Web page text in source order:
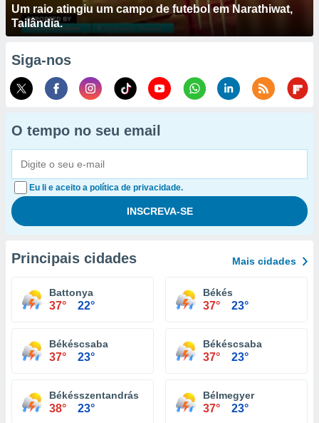
Um raio atingiu um campo de futebol em Narathiwat,
Tailândia.
Siga-nos
O tempo no seu email
Eu li e aceito a política de privacidade.
Principais cidades Mais cidades
Battonya
37° 22°
Békés
37° 23°
Békéscsaba
37° 23°
Békéscsaba
37° 23°
Békésszentandrás
38° 23°
Bélmegyer
37° 23°